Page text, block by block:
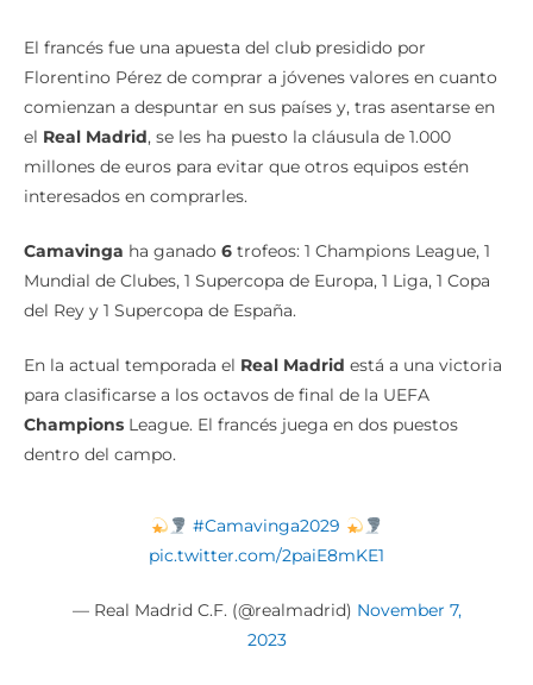
Florentino Pérez de comprar a jóvenes valores en cuanto
comienzan a despuntar en sus países y, tras asentarse en
elReal Madrid, se les ha puesto la cláusula de 1.000
millones de euros para evitar que otros equipos estén
interesados en comprarles.
Mundial de Clubes, 1 Supercopa de Europa, 1 Liga, 1 Copa
del Rey y 1 Supercopa de España.
para clasificarse a los octavos de final de la UEFA
ChampionsLeague. El francés juega en dos puestos
dentro del campo.
pic.twitter.com/2paiE8mKE1
2023